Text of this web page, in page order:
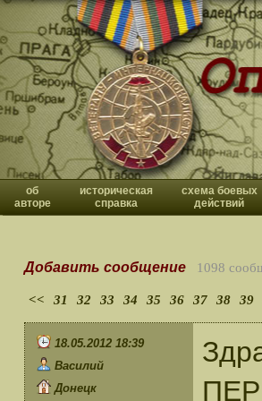
об
авторе
историческая
справка
схема боевых
действий
Добавить сообщение 1098
<< 31 32 33 34 35 36 37 38 39
18.05.2012 18:39
Василий
Донецк